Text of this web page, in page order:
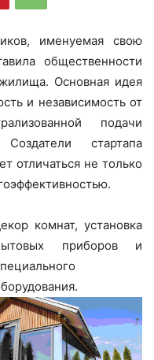
именуемая свою
общественности
Основная идея
и независимость от
подачи
стартапа
отличаться не только